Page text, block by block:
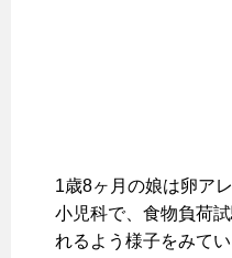
1歳8ヶ月の娘は卵ア
小児科で、食物負荷
れるよう様子をみて